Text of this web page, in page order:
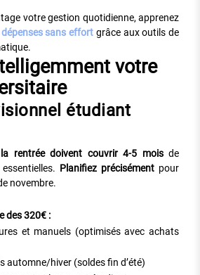
votre gestion quotidienne, apprenez
sans effort grâce aux outils de
votre
étudiant
rentrée doivent couvrir 4-5 moisde
Planifiez précisément pour
novembre.
des 320€ :
et manuels (optimisés avec achats
automne/hiver (soldes fin d’été)